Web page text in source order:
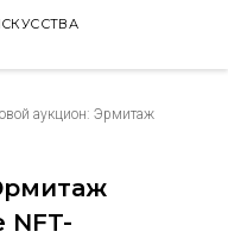
аукцион: Эрмитаж
NFT-